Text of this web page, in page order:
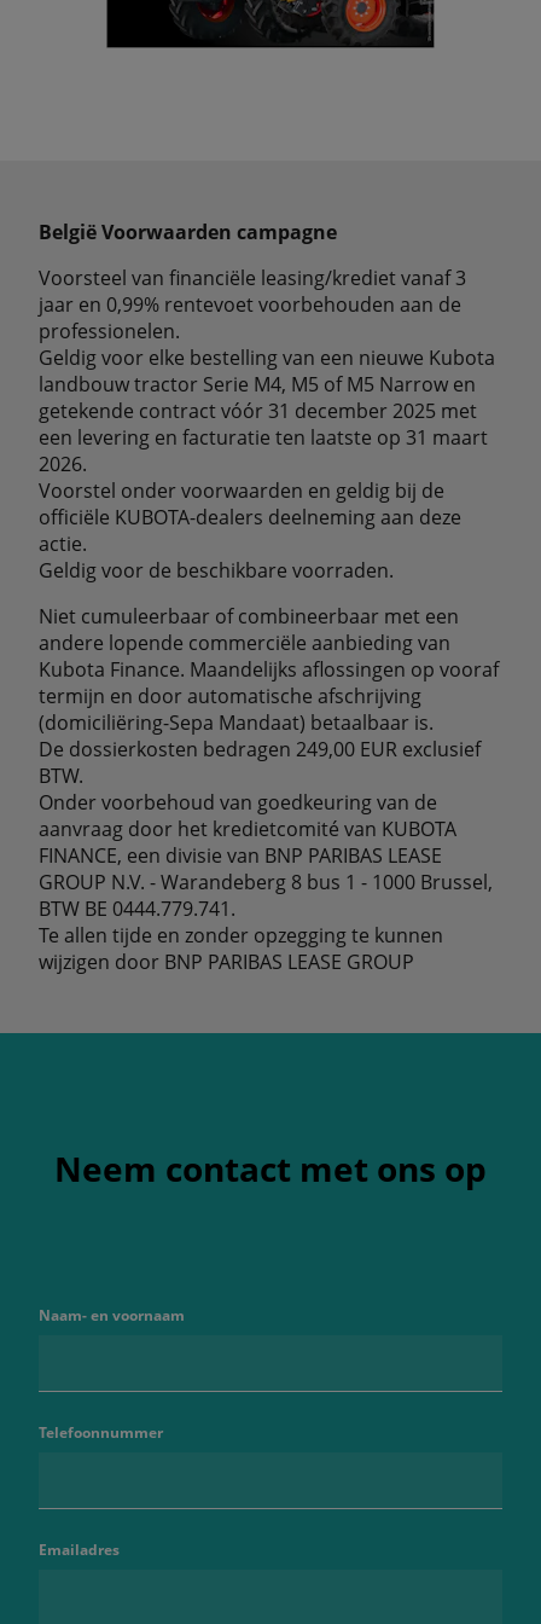
België Voorwaarden campagne
Voorsteel van financiële leasing/krediet vanaf 3
jaar en 0,99% rentevoet voorbehouden aan de
professionelen.
Geldig voor elke bestelling van een nieuwe Kubota
landbouw tractor Serie M4, M5 of M5 Narrow en
getekende contract vóór 31 december 2025 met
een levering en facturatie ten laatste op 31 maart
2026.
Voorstel onder voorwaarden en geldig bij de
officiële KUBOTA-dealers deelneming aan deze
actie.
Geldig voor de beschikbare voorraden.
Niet cumuleerbaar of combineerbaar met een
andere lopende commerciële aanbieding van
Kubota Finance. Maandelijks aflossingen op vooraf
termijn en door automatische afschrijving
(domiciliëring-Sepa Mandaat) betaalbaar is.
De dossierkosten bedragen 249,00 EUR exclusief
BTW.
Onder voorbehoud van goedkeuring van de
aanvraag door het kredietcomité van KUBOTA
FINANCE, een divisie van BNP PARIBAS LEASE
GROUP N.V. - Warandeberg 8 bus 1 - 1000 Brussel,
BTW BE 0444.779.741.
Te allen tijde en zonder opzegging te kunnen
wijzigen door BNP PARIBAS LEASE GROUP
Neem contact met ons op
Naam- en voornaam
Telefoonnummer
Emailadres